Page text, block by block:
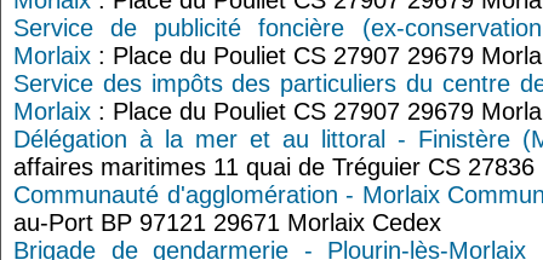
Service de publicité foncière (ex-
Morlaix : Place du Pouliet CS 27907 29679
Service des impôts des particuliers du centre
Morlaix : Place du Pouliet CS 27907 29679
Délégation à la mer et au littoral - Finistère
affaires maritimes 11 quai de Tréguier CS
Communauté d'agglomération - Morlaix
au-Port BP 97121 29671 Morlaix Cedex
Brigade de gendarmerie - Plourin-lès-Morlaix